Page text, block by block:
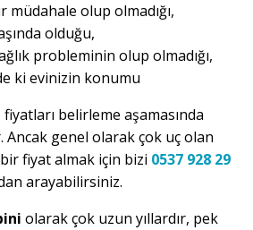
olup olmadığı,
olduğu,
probleminin olup olmadığı,
ki evinizin konumu
belirleme aşamasında
genel olarak çok uç olan
fiyat almak için bizi 0537 928 29
arayabilirsiniz.
olarak çok uzun yıllardır, pek